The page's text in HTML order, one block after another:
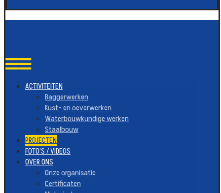
ACTIVITEITEN
Baggerwerken
Kust- en oeverwerken
Waterbouwkundige werken
Staalbouw
PROJECTEN
FOTO’S / VIDEOS
OVER ONS
Onze organisatie
Certificaten